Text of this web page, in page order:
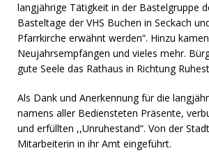
langjährige Tätigkeit in der Bastelgruppe
Basteltage der VHS Buchen in Seckach
Pfarrkirche erwähnt werden“. Hinzu
Neujahrsempfängen und vieles mehr.
gute Seele das Rathaus in Richtung
Als Dank und Anerkennung für die
namens aller Bediensteten Präsente,
und erfüllten ,,Unruhestand“. Von der
Mitarbeiterin in ihr Amt eingeführt.